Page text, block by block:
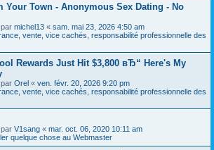
Your Town - Anonymous Sex Dating - No
michel13 « sam. mai 23, 2026 4:50 am
vente, vice cachés, responsabilité professionnelle des
Rewards Just Hit $3,800 вЂ“ Here's My
Orel « ven. févr. 20, 2026 9:20 pm
vente, vice cachés, responsabilité professionnelle des
V1sang « mar. oct. 06, 2020 10:11 am
quelque chose au Webmaster